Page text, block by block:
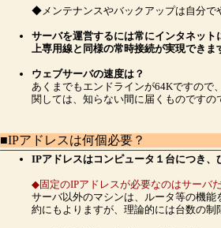
◆メンテナンスやバックアップは自分で
サーバを運営するには常にインタネッ
上専用線と同様の常時接続が実現できま
ウェブサーバの速度は？
あくまでもエンドラインが64Kですので
関しては、知らない間に届くものですの
■IPアドレスは何個必要？
IPアドレスはコンピュータ１台につき、
◆固定のIPアドレスが必要なのはサーバ
サーバ以外のマシンは、ルータ等の機
約にもよりますが、理論的には台数の制